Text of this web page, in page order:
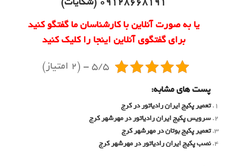
یا به صورت آنلاین با کارشناسان ما گفتگو کنید
برای گفتگوی آنلاین اینجا را کلیک کنید
5/5 - (2 امتیاز)
پست های مشابه:
تعمیر پکیج ایران رادیاتور در کرج
سرویس پکیج ایران رادیاتور در مهرشهر کرج
تعمیر پکیج بوتان در مهرشهر کرج
نصب پکیج ایران رادیاتور در مهرشهر کرج